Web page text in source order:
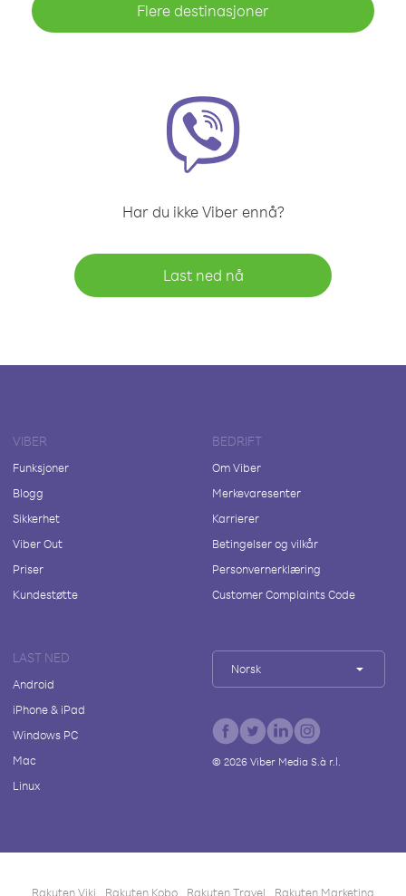
Flere destinasjoner
Har du ikke Viber ennå?
Last ned nå
VIBER
Funksjoner
Blogg
Sikkerhet
Viber Out
Priser
Kundestøtte
BEDRIFT
Om Viber
Merkevaresenter
Karrierer
Betingelser og vilkår
Personvernerklæring
Customer Complaints Code
LAST NED
Android
iPhone & iPad
Windows PC
Mac
Linux
Norsk
© 2026Viber Media S.à r.l.
Rakuten Viki Rakuten Kobo Rakuten Travel Rakuten Marketing